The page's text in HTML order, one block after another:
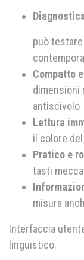
può
Compatto
dimensioni
antiscivolo
Lettura
il colore
Pratico e
tasti
misura
Interfaccia
linguistico.